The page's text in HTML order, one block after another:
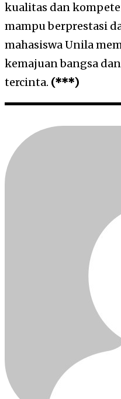
kualitas dan
mampu berprestasi
mahasiswa Unila
kemajuan bangsa
tercinta. (***)